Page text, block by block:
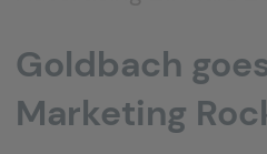
Goldbach
Marketing